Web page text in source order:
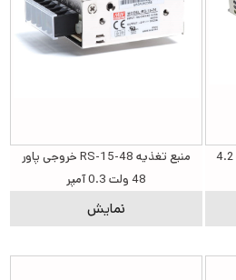
RS-50-12 منبع تغذیه 12 ولت 4.2
منبع تغذیه RS-15-48 خروجی پاور
48 ولت 0.3 آمپر
نمایش